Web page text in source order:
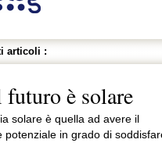
articoli :
è solare
solare è quella ad avere il
potenziale in grado di